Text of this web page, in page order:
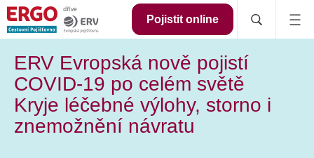
Pojistit online
ERV Evropská nově pojistí
COVID-19 po celém světě
Kryje léčebné výlohy, storno i
znemožnění návratu